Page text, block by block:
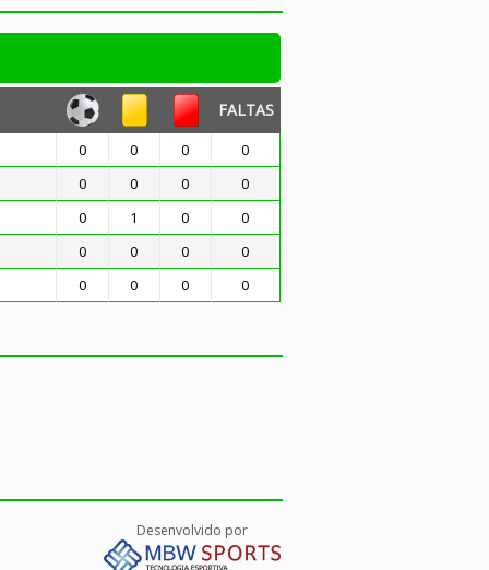
FALTAS
0 0 0
0
0 0 0
0
0 1 0
0
0 0 0
0
0 0 0 0
Desenvolvido por